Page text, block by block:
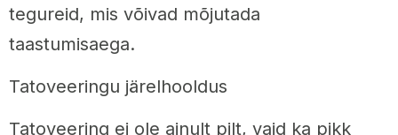
tegureid, mis võivad mõjutada
taastumisaega.
Tatoveeringu järelhooldus
Tatoveering ei ole ainult pilt, vaid ka pikk